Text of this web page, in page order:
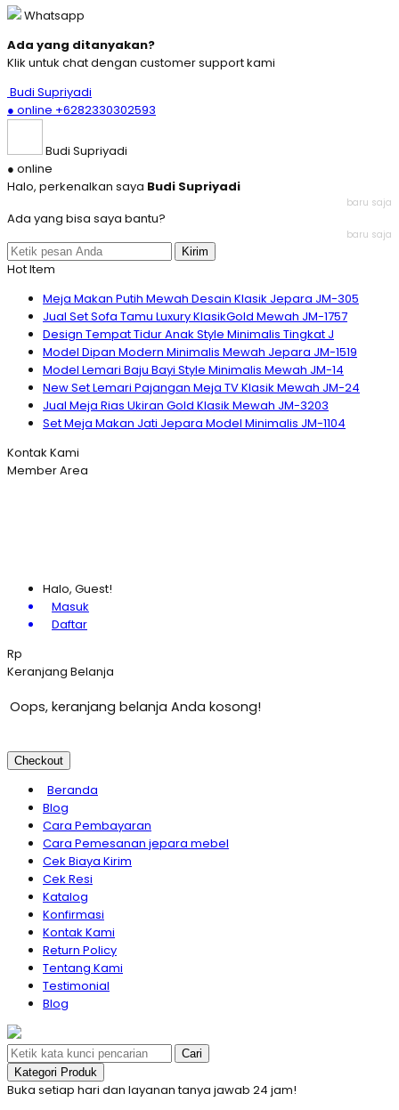
Whatsapp
Ada yang ditanyakan?
Klik untuk chat dengan customer support kami
Budi Supriyadi
● online +6282330302593
Budi Supriyadi
● online
Halo, perkenalkan saya Budi Supriyadi
baru saja
Ada yang bisa saya bantu?
baru saja
Kirim
Hot Item
Meja Makan Putih Mewah Desain Klasik Jepara JM-305
Jual Set Sofa Tamu Luxury KlasikGold Mewah JM-1757
Design Tempat Tidur Anak Style Minimalis Tingkat J
Model Dipan Modern Minimalis Mewah Jepara JM-1519
Model Lemari Baju Bayi Style Minimalis Mewah JM-14
New Set Lemari Pajangan Meja TV Klasik Mewah JM-24
Jual Meja Rias Ukiran Gold Klasik Mewah JM-3203
Set Meja Makan Jati Jepara Model Minimalis JM-1104
Kontak Kami
Member Area
Halo, Guest!
Masuk
Daftar
Rp
Keranjang Belanja
Oops, keranjang belanja Anda kosong!
Checkout
Beranda
Blog
Cara Pembayaran
Cara Pemesanan jepara mebel
Cek Biaya Kirim
Cek Resi
Katalog
Konfirmasi
Kontak Kami
Return Policy
Tentang Kami
Testimonial
Blog
Cari
Kategori Produk
Buka setiap hari dan layanan tanya jawab 24 jam!